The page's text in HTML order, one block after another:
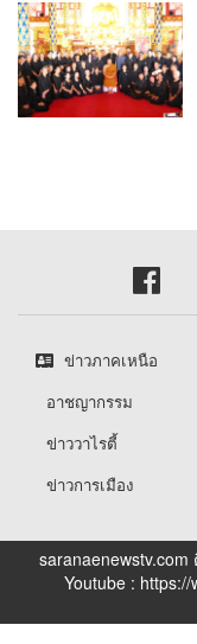
ข่าวภาคเหนือ
อาชญากรรม
ข่าววาไรตี้
ข่าวการเมือง
Youtube :